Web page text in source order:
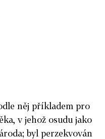
něj příkladem pro
v jehož osudu jako
byl perzekvován